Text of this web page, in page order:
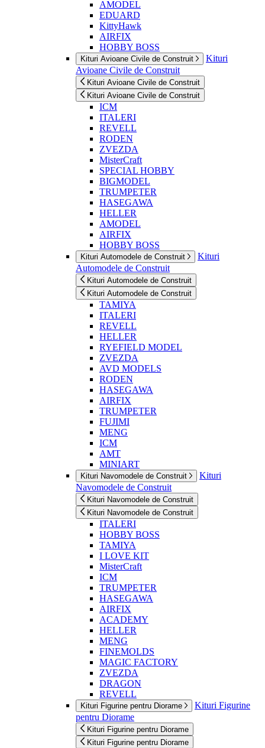
AMODEL
EDUARD
KittyHawk
AIRFIX
HOBBY BOSS
Kituri Avioane Civile de Construit
Kituri
Avioane Civile de Construit
Kituri Avioane Civile de Construit
Kituri Avioane Civile de Construit
ICM
ITALERI
REVELL
RODEN
ZVEZDA
MisterCraft
SPECIAL HOBBY
BIGMODEL
TRUMPETER
HASEGAWA
HELLER
AMODEL
AIRFIX
HOBBY BOSS
Kituri Automodele de Construit
Kituri
Automodele de Construit
Kituri Automodele de Construit
Kituri Automodele de Construit
TAMIYA
ITALERI
REVELL
HELLER
RYEFIELD MODEL
ZVEZDA
AVD MODELS
RODEN
HASEGAWA
AIRFIX
TRUMPETER
FUJIMI
MENG
ICM
AMT
MINIART
Kituri Navomodele de Construit
Kituri
Navomodele de Construit
Kituri Navomodele de Construit
Kituri Navomodele de Construit
ITALERI
HOBBY BOSS
TAMIYA
I LOVE KIT
MisterCraft
ICM
TRUMPETER
HASEGAWA
AIRFIX
ACADEMY
HELLER
MENG
FINEMOLDS
MAGIC FACTORY
ZVEZDA
DRAGON
REVELL
Kituri Figurine pentru Diorame
Kituri Figurine
pentru Diorame
Kituri Figurine pentru Diorame
Kituri Figurine pentru Diorame